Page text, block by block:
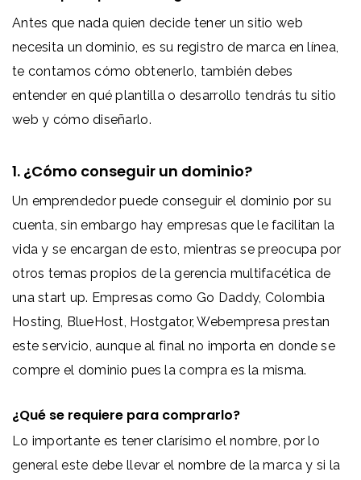
Antes que nada quien decide tener un sitio web
necesita un dominio, es su registro de marca en línea,
te contamos cómo obtenerlo, también debes
entender en qué plantilla o desarrollo tendrás tu sitio
web y cómo diseñarlo.
1. ¿Cómo conseguir un dominio?
Un emprendedor puede conseguir el dominio por su
cuenta, sin embargo hay empresas que le facilitan la
vida y se encargan de esto, mientras se preocupa por
otros temas propios de la gerencia multifacética de
una start up. Empresas como Go Daddy, Colombia
Hosting, BlueHost, Hostgator, Webempresa prestan
este servicio, aunque al final no importa en donde se
compre el dominio pues la compra es la misma.
¿Qué se requiere para comprarlo?
Lo importante es tener clarísimo el nombre, por lo
general este debe llevar el nombre de la marca y si la